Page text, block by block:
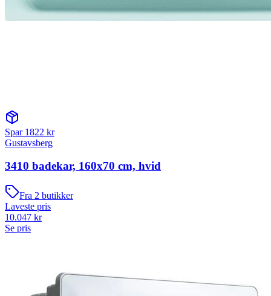
Spar 1822 kr
Gustavsberg
3410 badekar, 160x70 cm, hvid
Fra 2 butikker
Laveste pris
10.047 kr
Se pris